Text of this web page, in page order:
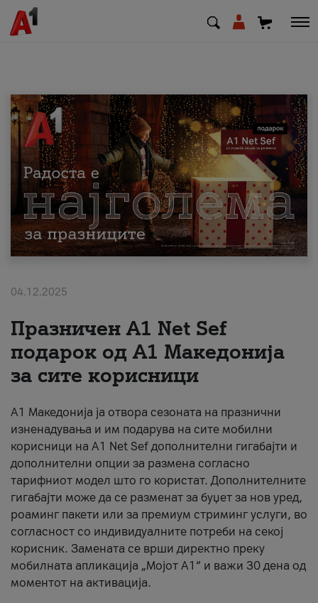
МК EN SQ
Приватни Деловни
Поддршка
Надополни кредит
За нас
#ПодобарОнлајн
04.12.2025
Празничен A1 Net Sеf
подарок од А1 Македонија
за сите корисници
А1 Македонија ја отвора сезоната на празнични
изненадувања и им подарува на сите мобилни
корисници на A1 Net Sef дополнителни гигабајти и
дополнителни опции за размена согласно
тарифниот модел што го користат. Дополнителните
гигабајти може да се разменат за буџет за нов уред,
роаминг пакети или за премиум стриминг услуги, во
согласност со индивидуалните потреби на секој
корисник. Замената се врши директно преку
мобилната апликација „Мојот А1“ и важи 30 дена од
моментот на активација.